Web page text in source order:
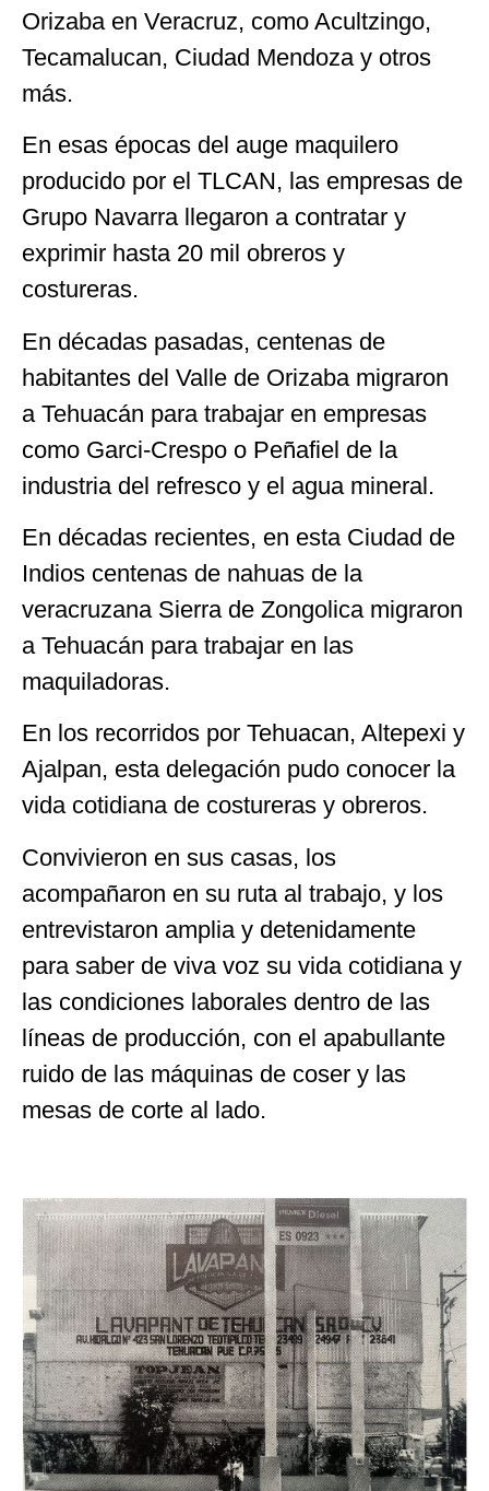
Orizaba en Veracruz, como Acultzingo,
Tecamalucan, Ciudad Mendoza y otros
más.
En esas épocas del auge maquilero
producido por el TLCAN, las empresas de
Grupo Navarra llegaron a contratar y
exprimir hasta 20 mil obreros y
costureras.
En décadas pasadas, centenas de
habitantes del Valle de Orizaba migraron
a Tehuacán para trabajar en empresas
como Garci-Crespo o Peñafiel de la
industria del refresco y el agua mineral.
En décadas recientes, en esta Ciudad de
Indios centenas de nahuas de la
veracruzana Sierra de Zongolica migraron
a Tehuacán para trabajar en las
maquiladoras.
En los recorridos por Tehuacan, Altepexi y
Ajalpan, esta delegación pudo conocer la
vida cotidiana de costureras y obreros.
Convivieron en sus casas, los
acompañaron en su ruta al trabajo, y los
entrevistaron amplia y detenidamente
para saber de viva voz su vida cotidiana y
las condiciones laborales dentro de las
líneas de producción, con el apabullante
ruido de las máquinas de coser y las
mesas de corte al lado.